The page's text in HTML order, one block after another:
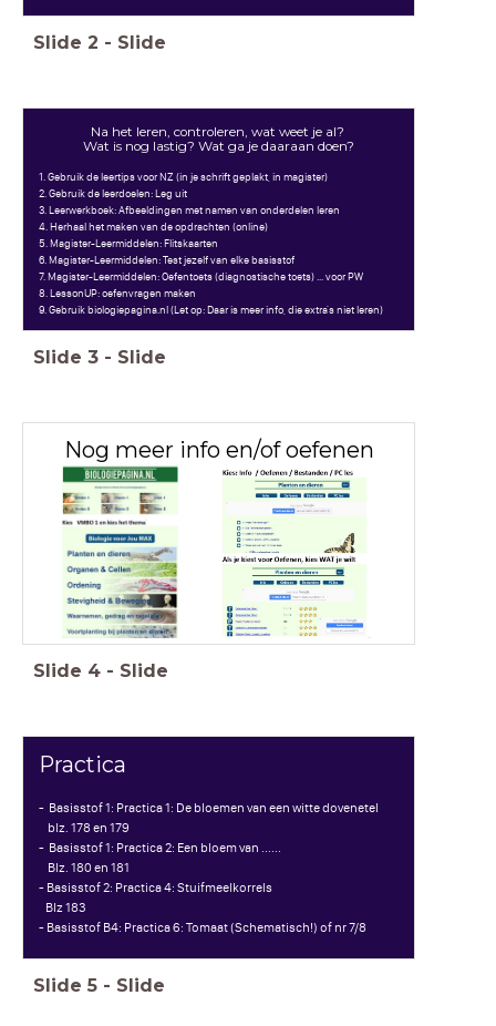
Slide 2 - Slide
Na het leren, controleren, wat weet je al?
Wat is nog lastig? Wat ga je daaraan doen?
1. Gebruik de leertips voor NZ (in je schrift geplakt, in magister)
2. Gebruik de leerdoelen: Leg uit
3. Leerwerkboek: Afbeeldingen met namen van onderdelen leren
4. Herhaal het maken van de opdrachten (online)
5. Magister-Leermiddelen: Flitskaarten
6. Magister-Leermiddelen: Test jezelf van elke basisstof
7. Magister-Leermiddelen: Oefentoets (diagnostische toets) ... voor PW
8. LessonUP: oefenvragen maken
9. Gebruik biologiepagina.nl (Let op: Daar is meer info, die extra's niet leren)
Slide 3 - Slide
Nog meer info en/of oefenen
Slide 4 - Slide
Practica
- Basisstof 1: Practica 1: De bloemen van een witte dovenetel
blz. 178 en 179
- Basisstof 1: Practica 2: Een bloem van ......
Blz. 180 en 181
- Basisstof 2: Practica 4: Stuifmeelkorrels
Blz 183
- Basisstof B4: Practica 6: Tomaat (Schematisch!) of nr 7/8
Slide 5 - Slide